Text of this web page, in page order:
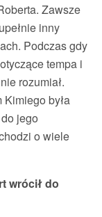
Zawsze
inny
Podczas gdy
tempa i
rozumiał.
była
jego
o wiele
wrócił do